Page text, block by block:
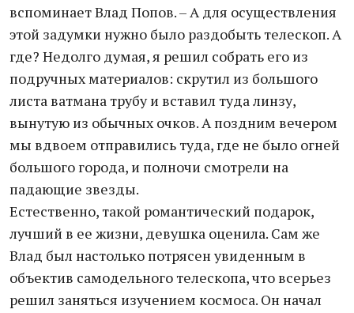
вспоминает Влад Попов. – А для осуществления
этой задумки нужно было раздобыть телескоп. А
где? Недолго думая, я решил собрать его из
подручных материалов: скрутил из большого
листа ватмана трубу и вставил туда линзу,
вынутую из обычных очков. А поздним вечером
мы вдвоем отправились туда, где не было огней
большого города, и полночи смотрели на
падающие звезды.
Естественно, такой романтический подарок,
лучший в ее жизни, девушка оценила. Сам же
Влад был настолько потрясен увиденным в
объектив самодельного телескопа, что всерьез
решил заняться изучением космоса. Он начал